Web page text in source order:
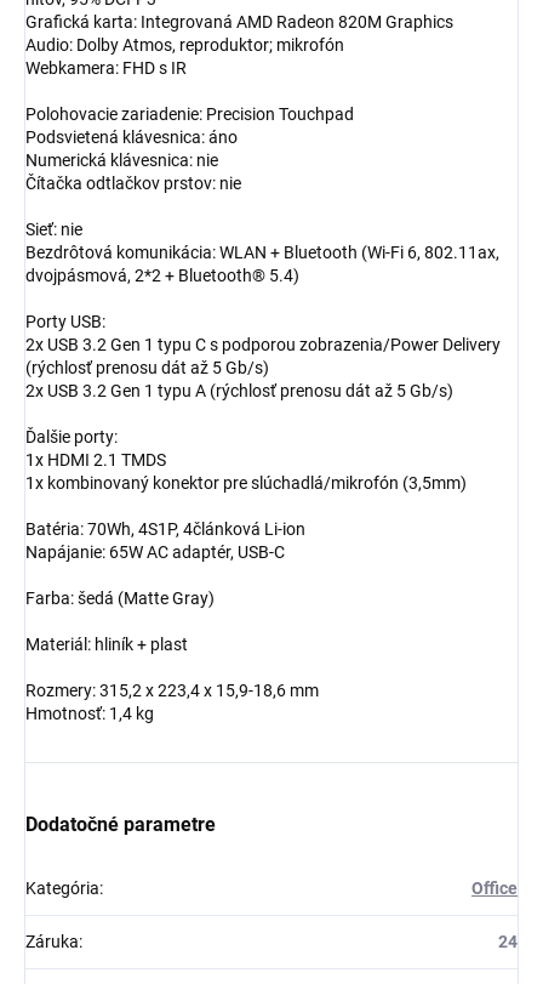
Grafická karta: Integrovaná AMD Radeon 820M Graphics
Audio: Dolby Atmos, reproduktor; mikrofón
Webkamera: FHD s IR
Polohovacie zariadenie: Precision Touchpad
Podsvietená klávesnica: áno
Numerická klávesnica: nie
Čítačka odtlačkov prstov: nie
Sieť: nie
Bezdrôtová komunikácia: WLAN + Bluetooth (Wi-Fi 6, 802.11ax,
dvojpásmová, 2*2 + Bluetooth® 5.4)
Porty USB:
2x USB 3.2 Gen 1 typu C s podporou zobrazenia/Power Delivery
(rýchlosť prenosu dát až 5 Gb/s)
2x USB 3.2 Gen 1 typu A (rýchlosť prenosu dát až 5 Gb/s)
Ďalšie porty:
1x HDMI 2.1 TMDS
1x kombinovaný konektor pre slúchadlá/mikrofón (3,5mm)
Batéria: 70Wh, 4S1P, 4článková Li-ion
Napájanie: 65W AC adaptér, USB-C
Farba: šedá (Matte Gray)
Materiál: hliník + plast
Rozmery: 315,2 x 223,4 x 15,9-18,6 mm
Hmotnosť: 1,4 kg
Dodatočné parametre
Kategória: Office
Záruka: 24